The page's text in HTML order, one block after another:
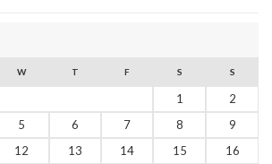
W T F S S
1
2
5 6 7 8
9
12 13 14 15
16